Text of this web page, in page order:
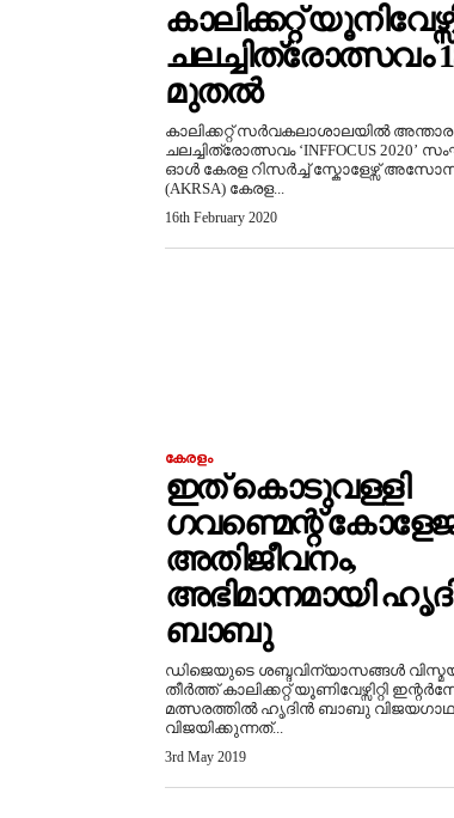
കാലിക്കറ്റ്
ചലച്ചിത്രോത്സവം
മുതൽ
കാലിക്കറ്റ് സര്‍വകലാശാലയിൽ
ചലച്ചിത്രോത്സവം ‘INFFOCUS 2020’
ഓള്‍ കേരള റിസര്‍ച്ച് സ്കോളേഴ്സ്
(AKRSA) കേരള...
16th February 2020
കേരളം
ഇത് കൊടുവള്ളി
ഗവണ്മെന്റ്
അതിജീവനം,
അഭിമാനമായി
ബാബു
ഡിജെയുടെ ശബ്ദവിന്യാസങ്ങൾ
തീർത്ത് കാലിക്കറ്റ് യൂണിവേഴ്സിറ്റി
മത്സരത്തിൽ ഹൃദിൻ ബാബു വിജയഗാഥ
വിജയിക്കുന്നത്...
3rd May 2019